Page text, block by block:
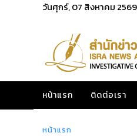
วันศุกร์, 07 สิงหาคม 2569
หน้าแรก ติดต่อเรา
หน้าแรก